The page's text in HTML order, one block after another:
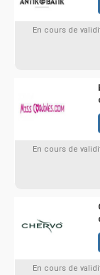
En cours de
En cours de
En cours de